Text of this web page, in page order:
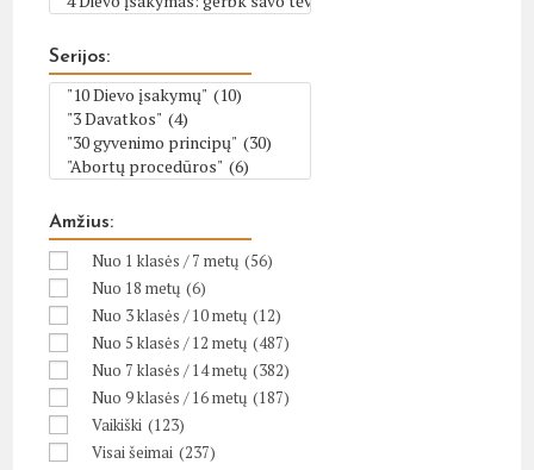
Serijos:
Amžius:
Nuo 1 klasės / 7 metų (56)
Nuo 18 metų (6)
Nuo 3 klasės / 10 metų (12)
Nuo 5 klasės / 12 metų (487)
Nuo 7 klasės / 14 metų (382)
Nuo 9 klasės / 16 metų (187)
Vaikiški (123)
Visai šeimai (237)